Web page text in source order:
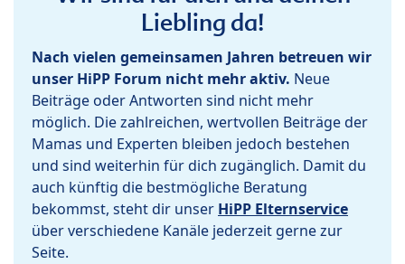
Liebling da!
Nach vielen gemeinsamen Jahren betreuen wir
unser HiPP Forum nicht mehr aktiv. Neue
Beiträge oder Antworten sind nicht mehr
möglich. Die zahlreichen, wertvollen Beiträge der
Mamas und Experten bleiben jedoch bestehen
und sind weiterhin für dich zugänglich. Damit du
auch künftig die bestmögliche Beratung
bekommst, steht dir unser HiPP Elternservice
über verschiedene Kanäle jederzeit gerne zur
Seite.